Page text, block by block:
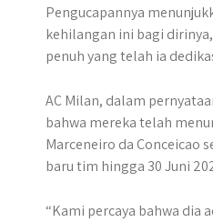
Pengucapannya
kehilangan ini bagi
penuh yang telah ia
AC Milan, dalam
bahwa mereka telah
Marceneiro da Conceicao
baru tim hingga 30 Juni
“Kami percaya bahwa dia